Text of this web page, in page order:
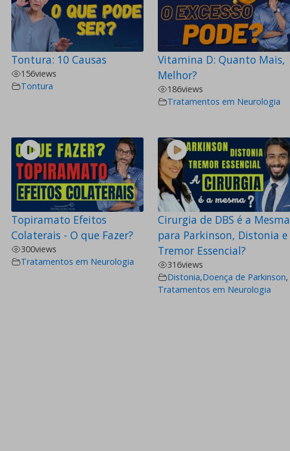
Tontura: 10 Causas
156views
Tontura
Vitamina D: Quanto Mais,
Melhor?
186views
Tratamentos em Neurologia
Topiramato Efeitos
Colaterais - O que Fazer?
300views
Tratamentos em Neurologia
Cirurgia de DBS é a Mesma
para Parkinson, Distonia e
Tremor Essencial?
316views
Distonia,Doença de Parkinson,
Tratamentos em Neurologia